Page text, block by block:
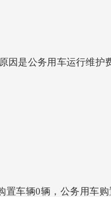
是公务用车运行维护
车辆0辆，公务用车购